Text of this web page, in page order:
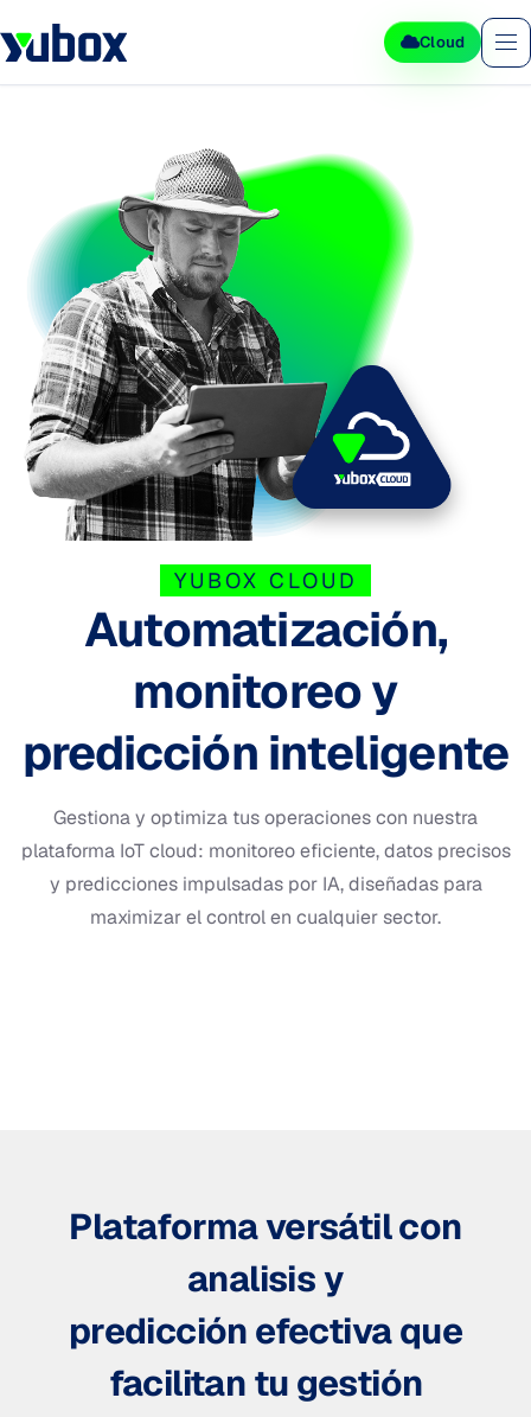
Cloud
YUBOX CLOUD
Automatización,
monitoreo y
predicción inteligente
Gestiona y optimiza tus operaciones con nuestra
plataforma IoT cloud: monitoreo eficiente, datos precisos
y predicciones impulsadas por IA, diseñadas para
maximizar el control en cualquier sector.
Plataforma versátil con
analisis y
predicción efectiva que
facilitan tu gestión